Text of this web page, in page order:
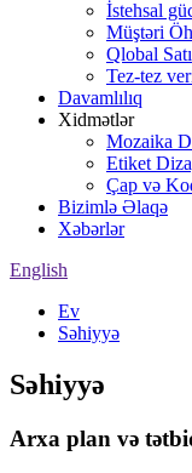
İstehsal
Müştəri
Qlobal
Tez-tez
Davamlılıq
Xidmətlər
Mozaika
Etiket
Çap və
Bizimlə Əlaqə
Xəbərlər
English
Ev
Səhiyyə
Səhiyyə
Arxa plan və